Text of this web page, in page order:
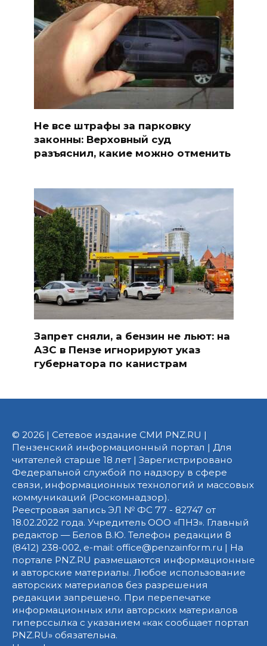
Не все штрафы за парковку
законны: Верховный суд
разъяснил, какие можно отменить
Запрет сняли, а бензин не льют: на
АЗС в Пензе игнорируют указ
губернатора по канистрам
© 2026 | Сетевое издание СМИ PNZ.RU |
Пензенский информационный портал | Для
читателей старше 18 лет | Зарегистрировано
Федеральной службой по надзору в сфере
связи, информационных технологий и массовых
коммуникаций (Роскомнадзор).
Реестровая запись ЭЛ № ФС 77 - 82747 от
18.02.2022 года. Учредитель ООО «ПНЗ». Главный
редактор — Белов В.Ю. Телефон редакции 8
(8412) 238-002, e-mail: office@penzainform.ru | На
портале PNZ.RU размещаются информационные
и авторские материалы. Любое использование
авторских материалов без разрешения
редакции запрещено. При перепечатке
информационных или авторских материалов
гиперссылка с указанием «как сообщает портал
PNZ.RU» обязательна.